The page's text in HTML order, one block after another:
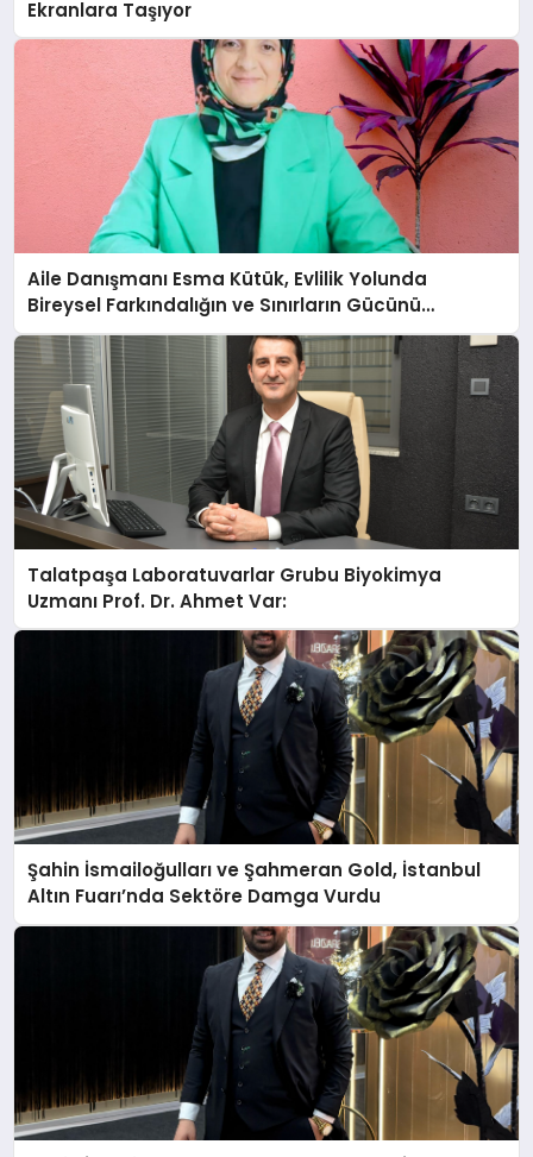
Ekranlara Taşıyor
Aile Danışmanı Esma Kütük, Evlilik Yolunda
Bireysel Farkındalığın ve Sınırların Gücünü
Anlatıyor
Talatpaşa Laboratuvarlar Grubu Biyokimya
Uzmanı Prof. Dr. Ahmet Var:
Şahin İsmailoğulları ve Şahmeran Gold, İstanbul
Altın Fuarı’nda Sektöre Damga Vurdu